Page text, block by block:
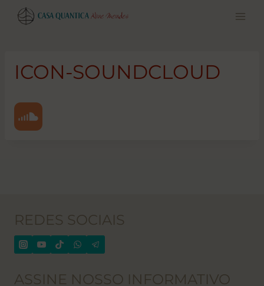
Pular
para
ICON-SOUNDCLOUD
REDES SOCIAIS
ASSINE NOSSO INFORMATIVO